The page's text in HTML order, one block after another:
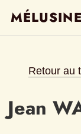
MÉLUSINE
Retour au
Jean